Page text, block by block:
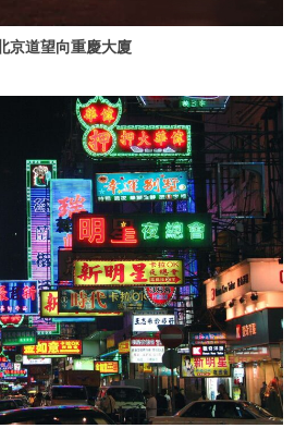
京道望向重慶大廈